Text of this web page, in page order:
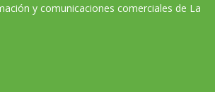
y comunicaciones comerciales de La